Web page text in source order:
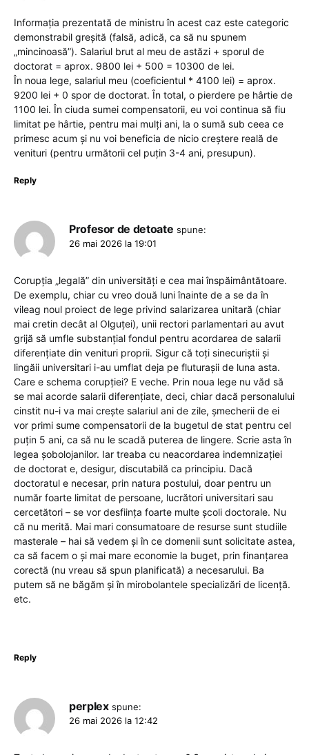
Informația prezentată de ministru în acest caz este categoric
demonstrabil greșită (falsă, adică, ca să nu spunem
„mincinoasă”). Salariul brut al meu de astăzi + sporul de
doctorat = aprox. 9800 lei + 500 = 10300 de lei.
În noua lege, salariul meu (coeficientul * 4100 lei) = aprox.
9200 lei + 0 spor de doctorat. În total, o pierdere pe hârtie de
1100 lei. În ciuda sumei compensatorii, eu voi continua să fiu
limitat pe hârtie, pentru mai mulți ani, la o sumă sub ceea ce
primesc acum și nu voi beneficia de nicio creștere reală de
venituri (pentru următorii cel puțin 3-4 ani, presupun).
Reply
Profesor de detoate spune:
26 mai 2026 la 19:01
Corupția „legală” din universități e cea mai înspăimântătoare.
De exemplu, chiar cu vreo două luni înainte de a se da în
vileag noul proiect de lege privind salarizarea unitară (chiar
mai cretin decât al Olguței), unii rectori parlamentari au avut
grijă să umfle substanțial fondul pentru acordarea de salarii
diferențiate din venituri proprii. Sigur că toți sinecuriștii și
lingăii universitari i-au umflat deja pe fluturașii de luna asta.
Care e schema corupției? E veche. Prin noua lege nu văd să
se mai acorde salarii diferențiate, deci, chiar dacă personalului
cinstit nu-i va mai crește salariul ani de zile, șmecherii de ei
vor primi sume compensatorii de la bugetul de stat pentru cel
puțin 5 ani, ca să nu le scadă puterea de lingere. Scrie asta în
legea șobolojanilor. Iar treaba cu neacordarea indemnizației
de doctorat e, desigur, discutabilă ca principiu. Dacă
doctoratul e necesar, prin natura postului, doar pentru un
număr foarte limitat de persoane, lucrători universitari sau
cercetători – se vor desființa foarte multe școli doctorale. Nu
că nu merită. Mai mari consumatoare de resurse sunt studiile
masterale – hai să vedem și în ce domenii sunt solicitate astea,
ca să facem o și mai mare economie la buget, prin finanțarea
corectă (nu vreau să spun planificată) a necesarului. Ba
putem să ne băgăm și în mirobolantele specializări de licență.
etc.
Reply
perplex spune:
26 mai 2026 la 12:42